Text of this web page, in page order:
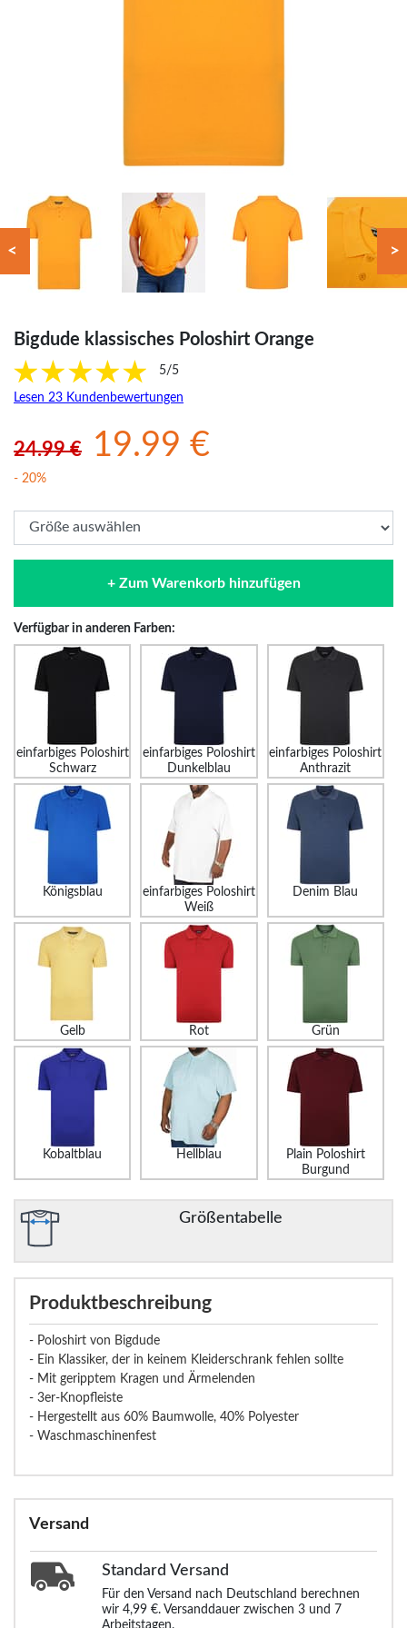
< >
Bigdude klassisches Poloshirt Orange
5/5
Lesen 23 Kundenbewertungen
24.99 € 19.99 €
- 20%
+ Zum Warenkorb hinzufügen
Verfügbar in anderen Farben:
einfarbiges Poloshirt
Schwarz
einfarbiges Poloshirt
Dunkelblau
einfarbiges Poloshirt
Anthrazit
Königsblau
einfarbiges Poloshirt
Weiß
Denim Blau
Gelb Rot Grün
Kobaltblau Hellblau
Plain Poloshirt
Burgund
Größentabelle
Produktbeschreibung
- Poloshirt von Bigdude
- Ein Klassiker, der in keinem Kleiderschrank fehlen sollte
- Mit geripptem Kragen und Ärmelenden
- 3er-Knopfleiste
- Hergestellt aus 60% Baumwolle, 40% Polyester
- Waschmaschinenfest
Versand
Standard Versand
Für den Versand nach Deutschland berechnen
wir 4,99 €. Versanddauer zwischen 3 und 7
Arbeitstagen.